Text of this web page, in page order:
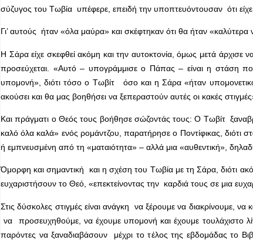
σύζυγος του Τωβία υπέφερε, επειδή την υποπτευόντουσαν ότι
Γι’ αυτούς ήταν «όλα μαύρα» και σκέφτηκαν ότι θα ήταν
Η Σάρα είχε σκεφθεί ακόμη και την αυτοκτονία, όμως μετά
προσεύχεται. «Αυτό – υπογράμμισε ο Πάπας – είναι η στάση
υπομονή», διότι τόσο ο Τωβίτ όσο και η Σάρα «ήταν
ακούσει και θα μας βοηθήσει να ξεπεραστούν αυτές οι κακές
Και πράγματι ο Θεός τους βοήθησε σώζοντάς τους: Ο Τωβίτ
καλό όλα καλά» ενός ρομάντζου, παρατήρησε ο Ποντίφικας, διότι
ή εμπνευσμένη από τη «ματαιότητα» – αλλά μια «αυθεντική»,
Όμορφη και σημαντική και η σχέση του Τωβία με τη Σάρα, διότι
ευχαριστήσουν το Θεό, «επεκτείνοντας την καρδιά τους σε μια
Στις δύσκολες στιγμές είναι ανάγκη να ξέρουμε να διακρίνουμε,
να προσευχηθούμε, να έχουμε υπομονή και έχουμε τουλάχιστο
παρόντες να ξαναδιαβάσουν μέχρι το τέλος της εβδομάδας το